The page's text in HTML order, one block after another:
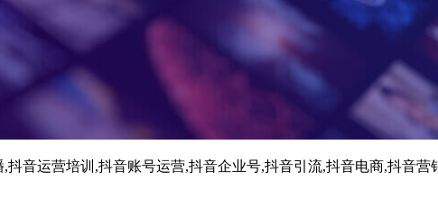
音运营培训,抖音账号运营,抖音企业号,抖音引流,抖音电商,抖音营